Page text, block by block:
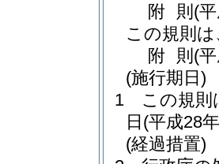
附 則 (
この規則
附 則 (
(施行期日)
1
この規則
日 (平成28
(経過措置)